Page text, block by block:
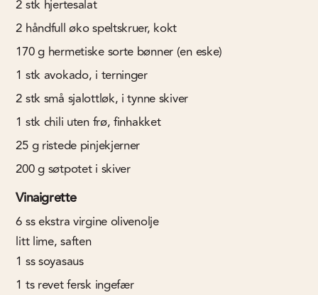
2stk hjertesalat
2 håndfull øko speltskruer, kokt
170g hermetiske sorte bønner (en eske)
1 stkavokado, i terninger
2stksmå sjalottløk, i tynne skiver
1 stkchili uten frø, finhakket
25g ristede pinjekjerner
200gsøtpotet i skiver
Vinaigrette
6ssekstra virgine olivenolje
litt lime, saften
1 sssoyasaus
1 ts revet fersk ingefær